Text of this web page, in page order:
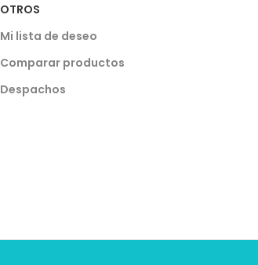
OTROS
Mi lista de deseo
Comparar productos
Despachos